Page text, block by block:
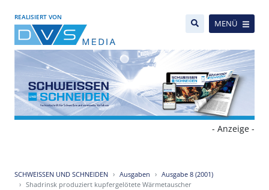
REALISIERT VON
MENÜ
- Anzeige -
SCHWEISSEN UND SCHNEIDEN Ausgaben
Ausgabe 8 (2001)
Shadrinsk produziert kupfergelötete Wärmetauscher